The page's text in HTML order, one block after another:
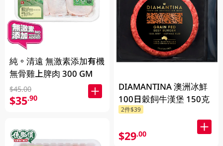
純。清遠 無激素添加有機
無骨雞上脾肉 300 GM
$45.00
$35.90
DIAMANTINA 澳洲冰鮮
100日穀飼牛漢堡 150克
2件$39
$29.00